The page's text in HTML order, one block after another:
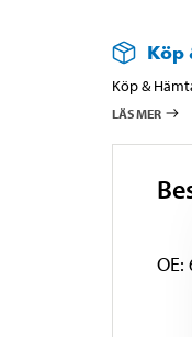
Köp
Köp &
LÄS MER
OE: